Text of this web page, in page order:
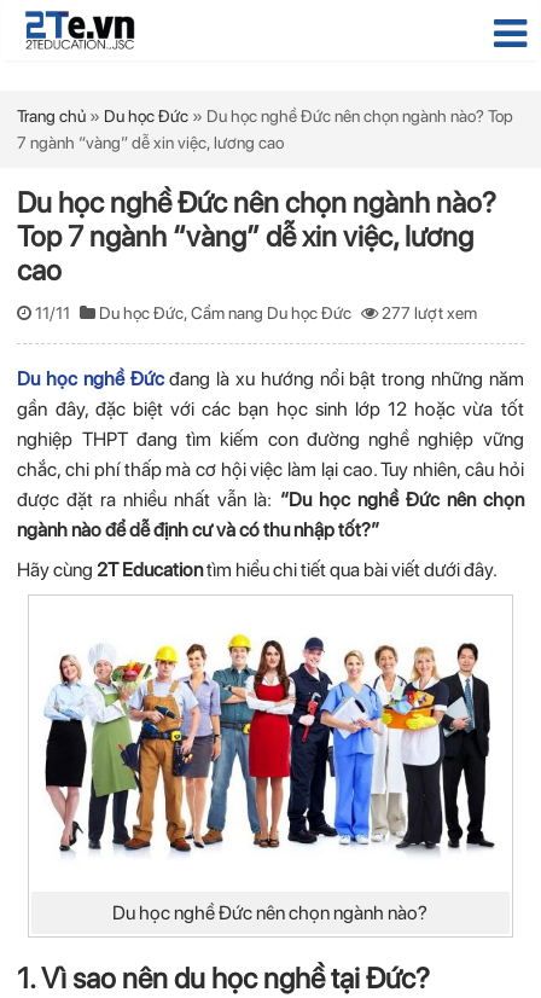
Trang chủ » Du học Đức » Du học nghề Đức nên chọn ngành nào? Top
7 ngành “vàng” dễ xin việc, lương cao
Du học nghề Đức nên chọn ngành nào?
Top 7 ngành “vàng” dễ xin việc, lương
cao
11/11 Du học Đức,Cẩm nang Du học Đức 277 lượt xem
Du học nghề Đứcđang là xu hướng nổi bật trong những năm
gần đây, đặc biệt với các bạn học sinh lớp 12 hoặc vừa tốt
nghiệp THPT đang tìm kiếm con đường nghề nghiệp vững
chắc, chi phí thấp mà cơ hội việc làm lại cao. Tuy nhiên, câu hỏi
được đặt ra nhiều nhất vẫn là: “Du học nghề Đức nên chọn
ngành nào để dễ định cư và có thu nhập tốt?”
Hãy cùng 2T Educationtìm hiểu chi tiết qua bài viết dưới đây.
Du học nghề Đức nên chọn ngành nào?
1. Vì sao nên du học nghề tại Đức?